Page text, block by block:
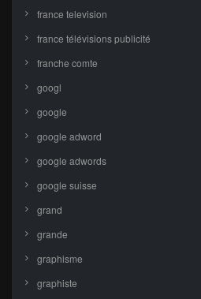
france television
france télévisions publicité
franche comte
googl
google
google adword
google adwords
google suisse
grand
grande
graphisme
graphiste